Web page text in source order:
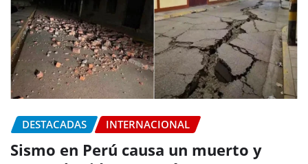
DESTACADAS INTERNACIONAL
Sismo en Perú causa un muerto y